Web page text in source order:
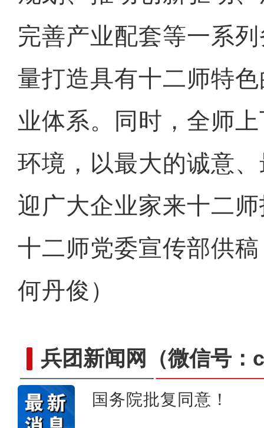
完善产业配套等一系
量打造具有十二师特
业体系。同时，全师
环境，以最大的诚意
迎广大企业家来十二
十二师党委宣传部供
何丹俊）
兵团新闻网 （微信号
国务院批复同意！
十年·数说 经济